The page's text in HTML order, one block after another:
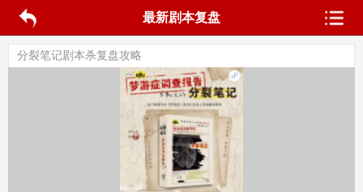
最新剧本复盘
分裂笔记剧本杀复盘攻略